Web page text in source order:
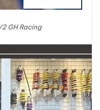
GH Racing